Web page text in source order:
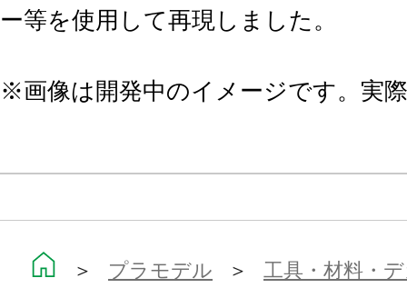
ー等を使用して再現しました。
※画像は開発中のイメージです。実
＞ プラモデル ＞ 工具・材料・